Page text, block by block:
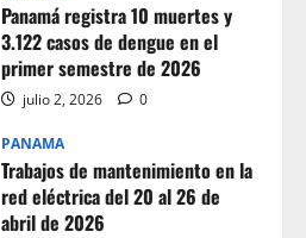
Panamá registra 10 muertes y
3.122 casos de dengue en el
primer semestre de 2026
julio 2, 2026 0
PANAMA
Trabajos de mantenimiento en la
red eléctrica del 20 al 26 de
abril de 2026